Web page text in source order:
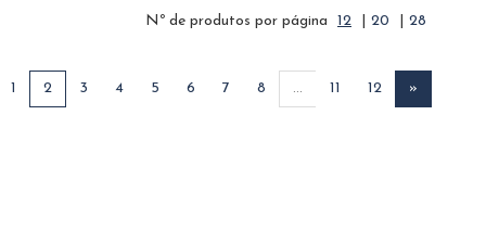
Nº de produtos por página 12 20 28
1 2 3 4 5 6 7 8 ... 11 12 »